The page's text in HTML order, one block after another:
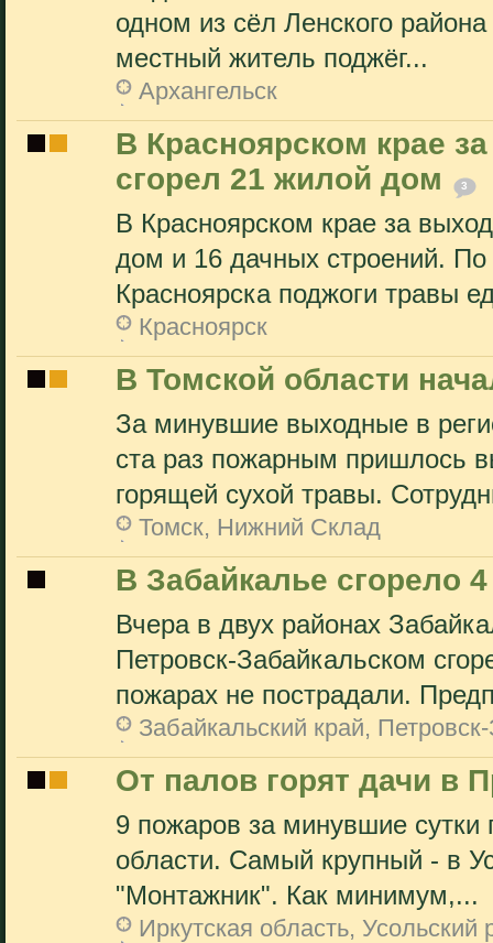
одном из сёл Ленского района
местный житель поджёг...
Архангельск
В Красноярском крае
сгорел 21 жилой дом
3
В Красноярском крае за
дом и 16 дачных строений.
Красноярска поджоги травы
Красноярск
В Томской области
За минувшие выходные в
ста раз пожарным пришлось
горящей сухой травы.
Томск, Нижний Склад
В Забайкалье сгорело
Вчера в двух районах
Петровск-Забайкальском
пожарах не пострадали.
Забайкальский край,
От палов горят дачи в
9 пожаров за минувшие сутки
области. Самый крупный - в
"Монтажник". Как минимум,...
Иркутская область, Усольский